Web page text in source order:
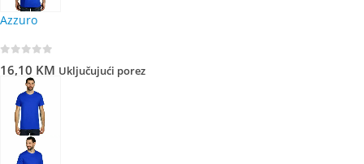
Azzuro
16,10 KM Uključujući porez